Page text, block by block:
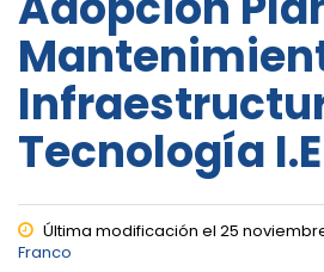
Tecnología I.E
Última modificación el 25
Franco